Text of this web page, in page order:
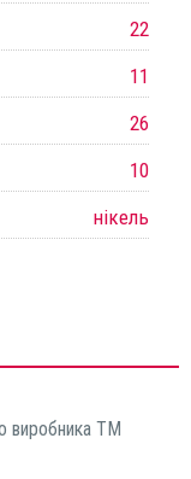
22
11
26
10
нікель
виробника ТМ